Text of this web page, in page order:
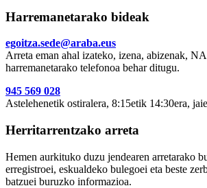
Harremanetarako bideak
egoitza.sede@araba.eus
Arreta eman ahal izateko, izena, abizenak,
harremanetarako telefonoa behar ditugu.
945 569 028
Astelehenetik ostiralera, 8:15etik 14:30era,
Herritarrentzako arreta
Hemen aurkituko duzu jendearen arretarako
erregistroei, eskualdeko bulegoei eta beste
batzuei buruzko informazioa.